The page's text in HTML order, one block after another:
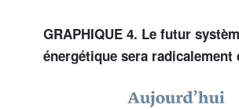
GRAPHIQUE 4. Le futur
énergétique sera radicalement